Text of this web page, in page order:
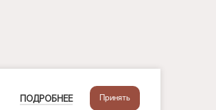
ПОДРОБНЕЕ Принять